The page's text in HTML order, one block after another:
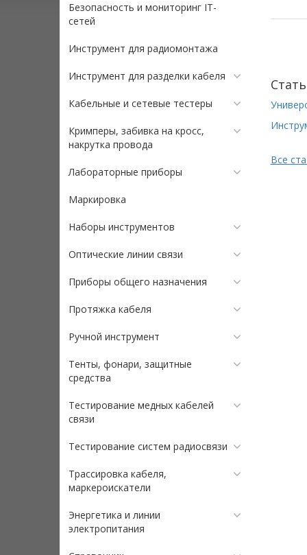
Безопасность и мониторинг IT-
сетей
Инструмент для радиомонтажа
Инструмент для разделки кабеля
Кабельные и сетевые тестеры
Кримперы, забивка на кросс,
накрутка провода
Лабораторные приборы
Маркировка
Наборы инструментов
Оптические линии связи
Приборы общего назначения
Протяжка кабеля
Ручной инструмент
Тенты, фонари, защитные
средства
Тестирование медных кабелей
связи
Тестирование систем радиосвязи
Трассировка кабеля,
маркероискатели
Энергетика и линии
электропитания
Все